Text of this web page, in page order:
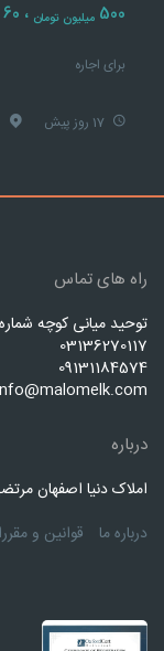
500 میلیون تومان ، 60
برای اجاره
راه های تماس
توحید میانی کوچه شماره33 (کلیسا مریم شرقی) پلاک 68
03136270117
09131184574
درباره
املاک دنیا اصفهان
درباره ما
قوانین و